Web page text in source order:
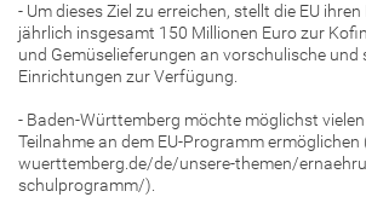
- Um dieses Ziel zu erreichen, stellt die EU
jährlich insgesamt 150 Millionen Euro zur
und Gemüselieferungen an vorschulische und
Einrichtungen zur Verfügung.
- Baden-Württemberg möchte möglichst
Teilnahme an dem EU-Programm ermöglichen
wuerttemberg.de/de/unsere-themen/
schulprogramm/).